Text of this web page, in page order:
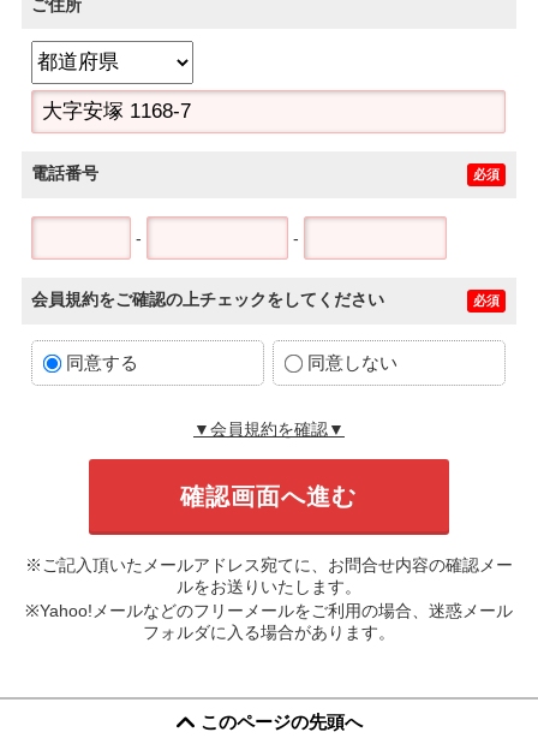
ご住所
電話番号 必須
- -
会員規約をご確認の上チェックをしてください 必須
同意する 同意しない
▼会員規約を確認▼
※ご記入頂いたメールアドレス宛てに、お問合せ内容の確認メー
ルをお送りいたします。
※Yahoo!メールなどのフリーメールをご利用の場合、迷惑メール
フォルダに入る場合があります。
このページの先頭へ